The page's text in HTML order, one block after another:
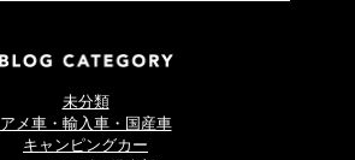
未分類
アメ車・輸入車・国産車
キャンピングカー